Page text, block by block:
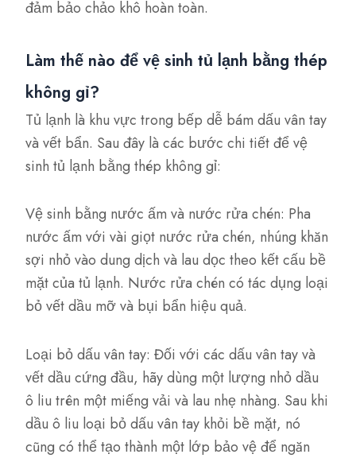
đảm bảo chảo khô hoàn toàn.
Làm thế nào để vệ sinh tủ lạnh bằng thép
không gỉ?
Tủ lạnh là khu vực trong bếp dễ bám dấu vân tay
và vết bẩn. Sau đây là các bước chi tiết để vệ
sinh tủ lạnh bằng thép không gỉ:
Vệ sinh bằng nước ấm và nước rửa chén: Pha
nước ấm với vài giọt nước rửa chén, nhúng khăn
sợi nhỏ vào dung dịch và lau dọc theo kết cấu bề
mặt của tủ lạnh. Nước rửa chén có tác dụng loại
bỏ vết dầu mỡ và bụi bẩn hiệu quả.
Loại bỏ dấu vân tay: Đối với các dấu vân tay và
vết dầu cứng đầu, hãy dùng một lượng nhỏ dầu
ô liu trên một miếng vải và lau nhẹ nhàng. Sau khi
dầu ô liu loại bỏ dấu vân tay khỏi bề mặt, nó
cũng có thể tạo thành một lớp bảo vệ để ngăn